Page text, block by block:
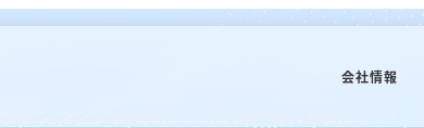
会社情報